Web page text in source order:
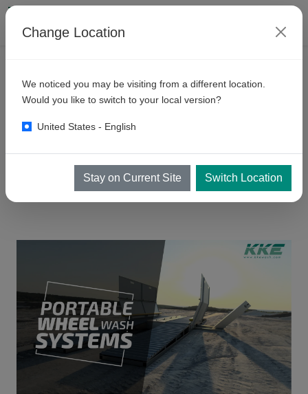
SistemasPortátiles de Lavado
de Ruedas para Obras Móviles:
Cumplimiento, Control de Polvo
y Rentabilidad
Change Location
We noticed you may be visiting from a different location.
Would you like to switch to your local version?
United States - English
Stay on Current Site Switch Location